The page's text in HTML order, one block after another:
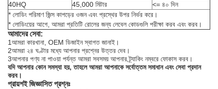
40HQ
45,000 মিটার
<= ৪০ দিন
* লোডিং পরিমাণ জিন্স কাপড়ের ওজন এবং প্রস্থের উপর নির্ভর করে।
* লোডিংয়ের আগে, আমরা প্রতিটি রোলের জন্য লেবেল কোডগুলি পরীক্ষা করব এবং করব।
আমাদের সেবা:
1আমরা কারখানা, OEM ডিজাইন স্বাগত জানাই।
2আমরা ২৪ ঘণ্টার মধ্যে আপনার প্রশ্নের উত্তর দেব।
3আপনার পণ্য না পাওয়া পর্যন্ত আমরা সবসময় আপনার ট্র্যাকিং নম্বরে ফোকাস করব।
যদি আপনার কোন সমস্যা হয়, তাহলে আমরা আপনাকে সর্বোত্তম সমাধান এবং সেবা প্রদান
করব।
প্রায়শই জিজ্ঞাসিত প্রশ্নঃ